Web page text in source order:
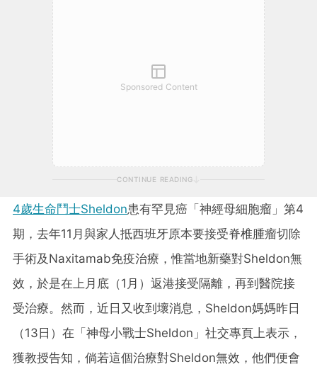
Sponsored Content
CONTINUE READING
4歲生命鬥士Sheldon患有罕見癌「神經母細胞瘤」第4
期，去年11月與家人抵西班牙原本要接受脊椎腫瘤切除
手術及Naxitamab免疫治療，惟當地新藥對Sheldon無
效，於是在上月底（1月）返港接受隔離，再到醫院接
受治療。然而，近日又收到壞消息，Sheldon媽媽昨日
（13日）在「神母小戰士Sheldon」社交專頁上表示，
獲教授告知，倘若這個治療對Sheldon無效，他們便會